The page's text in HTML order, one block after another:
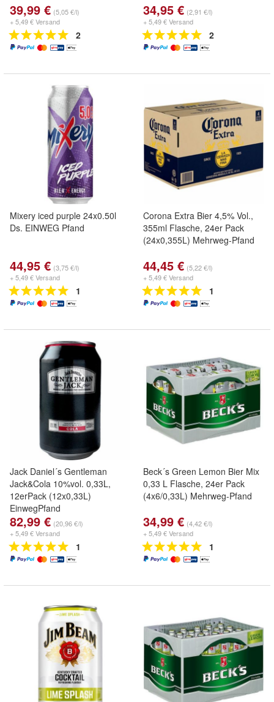
39,99 € (5,05 €/l)
+ 5,49 € Versand
2
34,95 € (2,91 €/l)
+ 5,49 € Versand
2
Mixery iced purple 24x0.50l
Ds. EINWEG Pfand
44,95 € (3,75 €/l)
+ 5,49 € Versand
1
Corona Extra Bier 4,5% Vol.,
355ml Flasche, 24er Pack
(24x0,355L) Mehrweg-Pfand
44,45 € (5,22 €/l)
+ 5,49 € Versand
1
Jack Daniel´s Gentleman
Jack&Cola 10%vol. 0,33L,
12erPack (12x0,33L)
EinwegPfand
82,99 € (20,96 €/l)
+ 5,49 € Versand
1
Beck´s Green Lemon Bier Mix
0,33 L Flasche, 24er Pack
(4x6/0,33L) Mehrweg-Pfand
34,99 € (4,42 €/l)
+ 5,49 € Versand
1